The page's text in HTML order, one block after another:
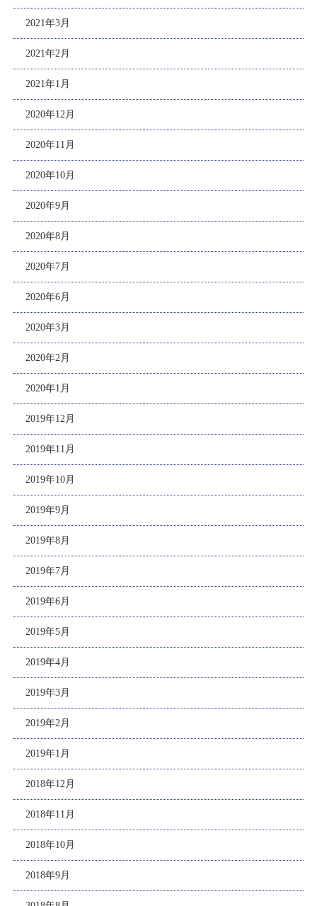
2021年3月
2021年2月
2021年1月
2020年12月
2020年11月
2020年10月
2020年9月
2020年8月
2020年7月
2020年6月
2020年3月
2020年2月
2020年1月
2019年12月
2019年11月
2019年10月
2019年9月
2019年8月
2019年7月
2019年6月
2019年5月
2019年4月
2019年3月
2019年2月
2019年1月
2018年12月
2018年11月
2018年10月
2018年9月